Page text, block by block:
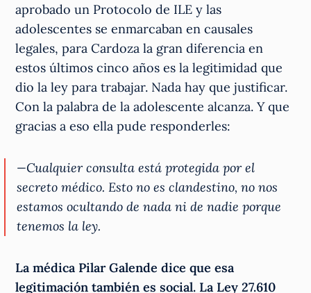
aprobado un Protocolo de ILE y las
adolescentes se enmarcaban en causales
legales, para Cardoza la gran diferencia en
estos últimos cinco años es la legitimidad que
dio la ley para trabajar. Nada hay que justificar.
Con la palabra de la adolescente alcanza. Y que
gracias a eso ella pude responderles:
—Cualquier consulta está protegida por el
secreto médico. Esto no es clandestino, no nos
estamos ocultando de nada ni de nadie porque
tenemos la ley.
La médica Pilar Galende dice que esa
legitimación también es social. La Ley 27.610